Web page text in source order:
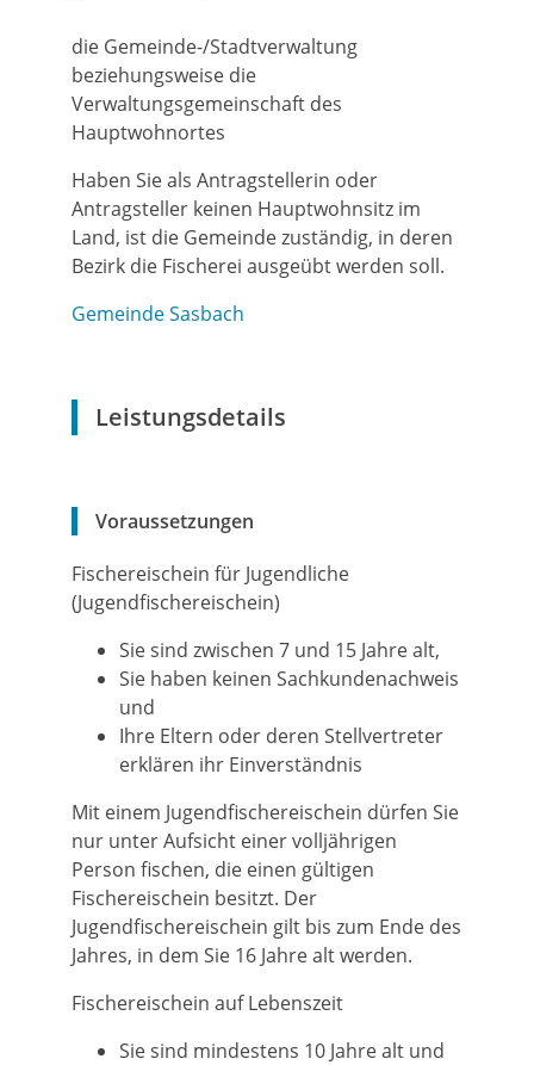
die Gemeinde-/Stadtverwaltung
beziehungsweise die
Verwaltungsgemeinschaft des
Hauptwohnortes
Haben Sie als Antragstellerin oder
Antragsteller keinen Hauptwohnsitz im
Land, ist die Gemeinde zuständig, in deren
Bezirk die Fischerei ausgeübt werden soll.
Gemeinde Sasbach
Leistungsdetails
Voraussetzungen
Fischereischein für Jugendliche
(Jugendfischereischein)
Sie sind zwischen 7 und 15 Jahre alt,
Sie haben keinen Sachkundenachweis
und
Ihre Eltern oder deren Stellvertreter
erklären ihr Einverständnis
Mit einem Jugendfischereischein dürfen Sie
nur unter Aufsicht einer volljährigen
Person fischen, die einen gültigen
Fischereischein besitzt. Der
Jugendfischereischein gilt bis zum Ende des
Jahres, in dem Sie 16 Jahre alt werden.
Fischereischein auf Lebenszeit
Sie sind mindestens 10 Jahre alt und